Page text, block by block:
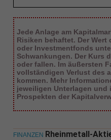
Jede Anlage am
Risiken behaftet. Der Wert
oder Investmentfonds
Schwankungen. Der Kurs
oder fallen. Im äußersten
vollständigen Verlust des
kommen. Mehr
jeweiligen Unterlagen und
Prospekten der
FINANZEN Rheinmetall-